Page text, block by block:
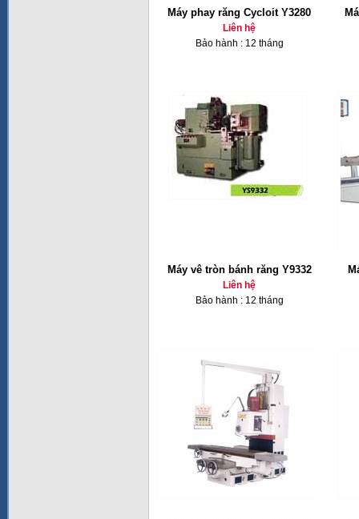
Máy phay răng Cycloit Y3280
Liên hệ
Bảo hành : 12 tháng
Máy vê tròn bánh răng Y9332
Liên hệ
Bảo hành : 12 tháng